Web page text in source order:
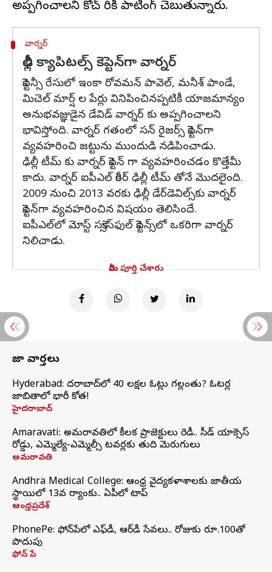
వార్నర్
ఢిల్లీ క్యాపిటల్స్ కెప్టెన్‌గా వార్నర్
కెప్టెన్సీ రేసులో ఇంకా రోవమన్ పావెల్, మనీశ్ పాండే,
మిచెల్ మార్ష్ ల పేర్లు వినిపించినప్పటికీ యాజమాన్యం
అనుభవజ్ఞుడైన డేవిడ్ వార్నర్ కు అప్పగించాలని
భావిస్తోంది. వార్నర్ గతంలో సన్ రైజర్స్ కెప్టెన్‌గా
వ్యవహరించి జట్టును ముందుడి నడిపించాడు.
ఢిల్లీ టీమ్ కు వార్నర్ కెప్టెన్ గా వ్యవహరించడం కొత్తేమీ
కాదు. వార్నర్ ఐపీఎల్ కెరీర్ ఢిల్లీ టీమ్ తోనే మొదలైంది.
2009 నుంచి 2013 వరకు ఢిల్లీ డేర్‌డెవిల్స్‌కు వార్నర్
కెప్టెన్‌గా వ్యవహరించిన విషయం తెలిసిందే.
ఐపీఎల్‌లో మోస్ట్ స‌క్సెస్‌ఫుల్ కెప్టెన్స్‌లో ఒక‌రిగా వార్న‌ర్
నిలిచాడు.
మీరు పూర్తి చేశారు
తాజా వార్తలు
Hyderabad: హైదరాబాద్‌లో 40 లక్షల ఓట్లు గల్లంతు? ఓటర్ల
జాబితాలో భారీ కోత!
హైదరాబాద్
Amaravati: అమరావతిలో కీలక ప్రాజెక్టులు రెడీ.. సీడ్‌ యాక్సెస్‌
రోడ్డు, ఎమ్మెల్యే-ఎమ్మెల్సీ టవర్లకు తుది మెరుగులు
అమరావతి
Andhra Medical College: ఆంధ్ర వైద్యకళాశాలకు జాతీయ
స్థాయిలో 13వ ర్యాంకు.. ఏపీలో టాప్
ఆంధ్రప్రదేశ్
PhonePe: ఫోన్‌పేలో ఎఫ్‌డీ, ఆర్‌డీ సేవలు.. రోజుకు రూ.100తో
పొదుపు
ఫోన్‌ పే